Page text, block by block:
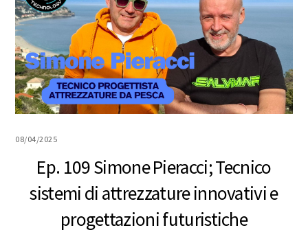
08/04/2025
Ep. 109 Simone Pieracci; Tecnico
sistemi di attrezzature innovativi e
progettazioni futuristiche